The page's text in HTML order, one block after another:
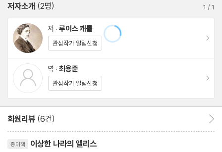
저자소개 (2명) 1 /1
저 : 루이스 캐롤
관심작가 알림신청
역 : 최용준
관심작가 알림신청
회원리뷰 (6건)
종이책 이상한 나라의 앨리스